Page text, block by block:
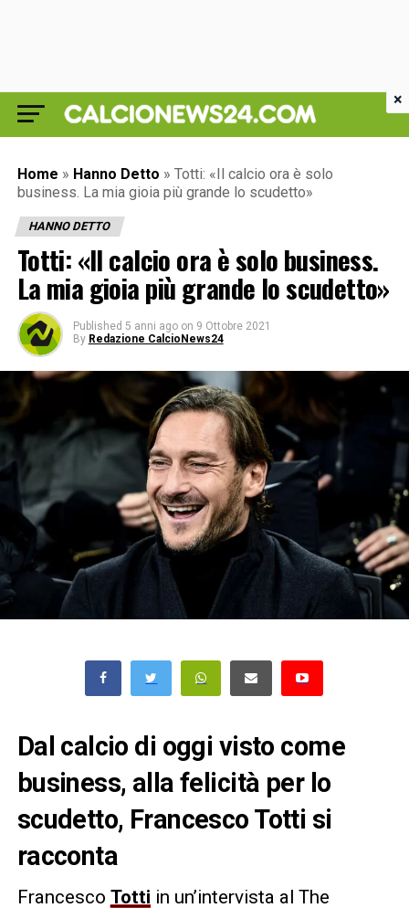
Home » Hanno Detto » Totti: «Il calcio ora è solo
business. La mia gioia più grande lo scudetto»
HANNO DETTO
Totti: «Il calcio ora è solo business.
La mia gioia più grande lo scudetto»
Published 5 anni ago on 9 Ottobre 2021
By Redazione CalcioNews24
Dal calcio di oggi visto come
business, alla felicità per lo
scudetto, Francesco Totti si
racconta
Francesco Totti in un’intervista al The
×